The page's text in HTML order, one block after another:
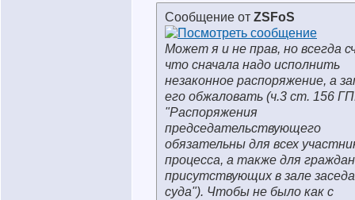
Сообщение от ZSFoS
Может я и не прав, но всегда
что сначала надо исполнить
незаконное распоряжение, а
его обжаловать (ч.3 ст. 156
"Распоряжения
председательствующего
обязательны для всех
процесса, а также для
присутствующих в зале
суда"). Чтобы не было как с